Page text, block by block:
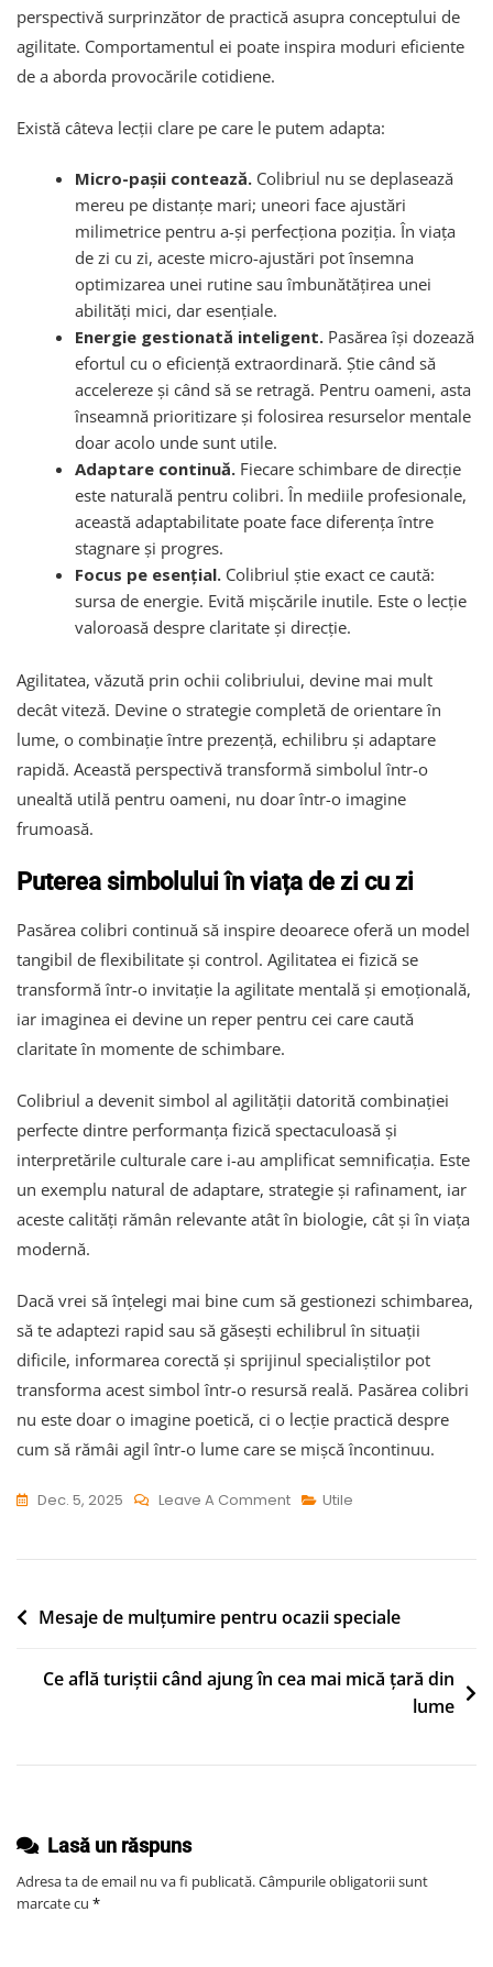
perspectivă surprinzător de practică asupra conceptului de
agilitate. Comportamentul ei poate inspira moduri eficiente
de a aborda provocările cotidiene.
Există câteva lecții clare pe care le putem adapta:
Micro-pașii contează. Colibriul nu se deplasează
mereu pe distanțe mari; uneori face ajustări
milimetrice pentru a-și perfecționa poziția. În viața
de zi cu zi, aceste micro-ajustări pot însemna
optimizarea unei rutine sau îmbunătățirea unei
abilități mici, dar esențiale.
Energie gestionată inteligent. Pasărea își dozează
efortul cu o eficiență extraordinară. Știe când să
accelereze și când să se retragă. Pentru oameni, asta
înseamnă prioritizare și folosirea resurselor mentale
doar acolo unde sunt utile.
Adaptare continuă. Fiecare schimbare de direcție
este naturală pentru colibri. În mediile profesionale,
această adaptabilitate poate face diferența între
stagnare și progres.
Focus pe esențial. Colibriul știe exact ce caută:
sursa de energie. Evită mișcările inutile. Este o lecție
valoroasă despre claritate și direcție.
Agilitatea, văzută prin ochii colibriului, devine mai mult
decât viteză. Devine o strategie completă de orientare în
lume, o combinație între prezență, echilibru și adaptare
rapidă. Această perspectivă transformă simbolul într-o
unealtă utilă pentru oameni, nu doar într-o imagine
frumoasă.
Puterea simbolului în viața de zi cu zi
Pasărea colibri continuă să inspire deoarece oferă un model
tangibil de flexibilitate și control. Agilitatea ei fizică se
transformă într-o invitație la agilitate mentală și emoțională,
iar imaginea ei devine un reper pentru cei care caută
claritate în momente de schimbare.
Colibriul a devenit simbol al agilității datorită combinației
perfecte dintre performanța fizică spectaculoasă și
interpretările culturale care i-au amplificat semnificația. Este
un exemplu natural de adaptare, strategie și rafinament, iar
aceste calități rămân relevante atât în biologie, cât și în viața
modernă.
Dacă vrei să înțelegi mai bine cum să gestionezi schimbarea,
să te adaptezi rapid sau să găsești echilibrul în situații
dificile, informarea corectă și sprijinul specialiștilor pot
transforma acest simbol într-o resursă reală. Pasărea colibri
nu este doar o imagine poetică, ci o lecție practică despre
cum să rămâi agil într-o lume care se mișcă încontinuu.
Dec. 5, 2025 Leave A CommentOn
A
Pasărea
Un
Utile
Navigare
articole
Mesaje de mulțumire pentru ocazii speciale
Ce află turiștii când ajung în cea mai mică țară din
lume
Lasă un răspuns
Adresa ta de email nu va fi publicată.Câmpurile obligatorii sunt
marcate cu *